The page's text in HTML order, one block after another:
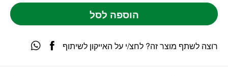
הוספה לסל
רוצה לשתף מוצר זה? לחצ/י על האייקון לשיתוף